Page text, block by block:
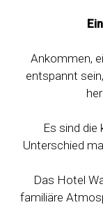
Ankommen,
entspannt
Es sind die
Unterschied
Das Hotel
familiäre